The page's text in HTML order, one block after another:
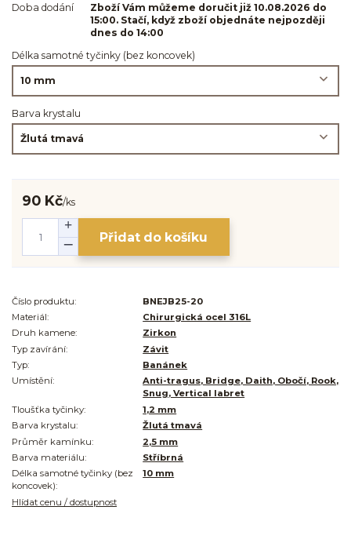
Doba dodání
Zboží Vám můžeme doručit již 10.08.2026 do
15:00. Stačí, když zboží objednáte nejpozději
dnes do 14:00
Délka samotné tyčinky (bez koncovek)
Barva krystalu
90 Kč/ks
Přidat do košíku
Číslo produktu:
BNEJB25-20
Materiál:
Chirurgická ocel 316L
Druh kamene:
Zirkon
Typ zavírání:
Závit
Typ:
Banánek
Umístění:
Anti-tragus, Bridge, Daith, Obočí, Rook,
Snug, Vertical labret
Tloušťka tyčinky:
1,2 mm
Barva krystalu:
Žlutá tmavá
Průměr kamínku:
2,5 mm
Barva materiálu:
Stříbrná
Délka samotné tyčinky (bez
koncovek):
10 mm
Hlídat cenu / dostupnost